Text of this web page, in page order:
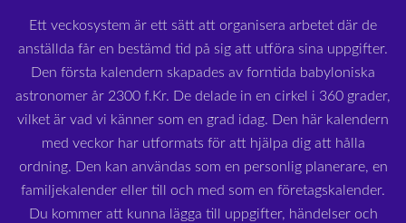
Ett veckosystem är ett sätt att organisera arbetet där de
anställda får en bestämd tid på sig att utföra sina uppgifter.
Den första kalendern skapades av forntida babyloniska
astronomer år 2300 f.Kr. De delade in en cirkel i 360 grader,
vilket är vad vi känner som en grad idag. Den här kalendern
med veckor har utformats för att hjälpa dig att hålla
ordning. Den kan användas som en personlig planerare, en
familjekalender eller till och med som en företagskalender.
Du kommer att kunna lägga till uppgifter, händelser och